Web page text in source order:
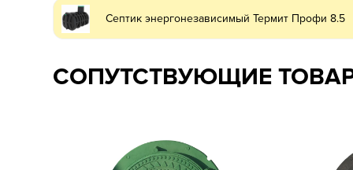
Септик энергонезависимый Термит Профи 8.5
СОПУТСТВУЮЩИЕ